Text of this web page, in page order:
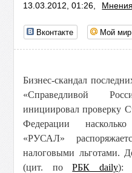
13.03.2012, 01:26, Мнения
Вконтакте Мой мир
Бизнес-скандал
«Справедливой
инициировал проверку
Федерации
«РУСАЛ»
налоговыми льготами.
(цит. поРБК daily):